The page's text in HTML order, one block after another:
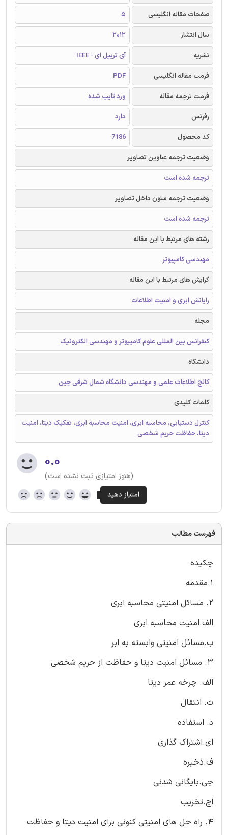
صفحات مقاله انگلیسی
5
سال انتشار
2012
نشریه
آی تریپل ای - IEEE
فرمت مقاله انگلیسی
PDF
فرمت ترجمه مقاله
ورد تایپ شده
رفرنس
دارد
کد محصول
7186
وضعیت ترجمه عناوین تصاویر
ترجمه شده است
وضعیت ترجمه متون داخل تصاویر
ترجمه شده است
رشته های مرتبط با این مقاله
مهندسی کامپیوتر
گرایش های مرتبط با این مقاله
رایانش ابری و امنیت اطلاعات
مجله
کنفرانس بین المللی علوم کامپیوتر و مهندسی الکترونیک
دانشگاه
کالج اطلاعات علمی و مهندسی دانشگاه شمال شرقی چین
کلمات کلیدی
کنترل دستیابی، محاسبه ابری، امنیت محاسبه ابری، تفکیک دیتا، امنیت
دیتا، حفاظت حریم شخصی
۰.۰
(هنوز امتیازی ثبت نشده است)
فهرست مطالب
چکیده
1.مقدمه
2. مسائل امنیتی محاسبه ابری
الف.امنیت محاسبه ابری
ب.مسائل امنیتی وابسته به ابر
3. مسائل امنیت دیتا و حفاظت از حریم شخصی
الف. چرخه عمر دیتا
ث. انتقال
د. استفاده
ای.اشتراک گذاری
ف.ذخیره
جی.بایگانی شدنی
اچ.تخریب
4. راه حل های امنیتی کنونی برای امنیت دیتا و حفاظت